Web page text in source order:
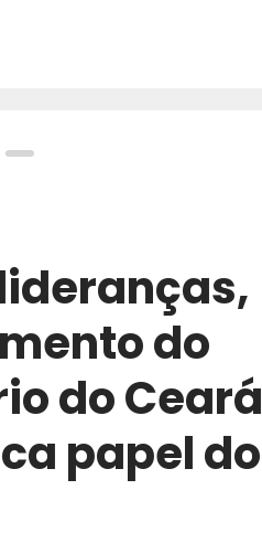
do
do Ceará
papel do